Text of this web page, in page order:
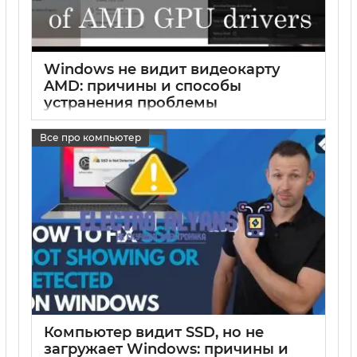
Windows не видит видеокарту
AMD: причины и способы
устранения проблемы
17 05 2025 0
Все про компьютер
Компьютер видит SSD, но не
загружает Windows: причины и